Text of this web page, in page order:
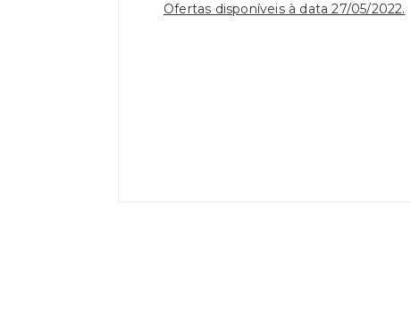
Ofertas disponíveis à data 27/05/2022.